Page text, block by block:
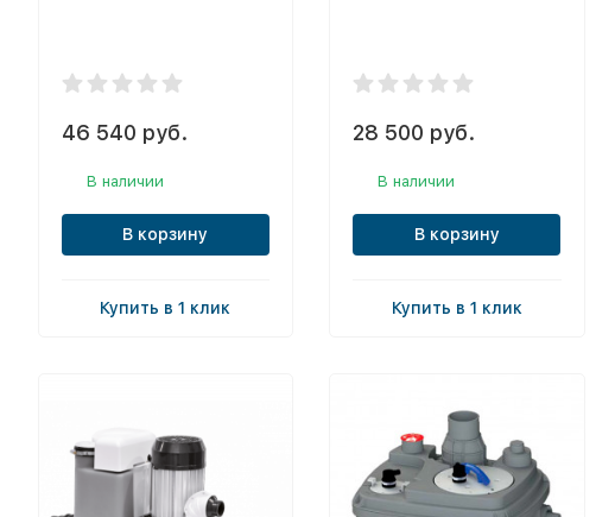
46 540 руб.
В наличии
В корзину
Купить в 1 клик
28 500 руб.
В наличии
В корзину
Купить в 1 клик